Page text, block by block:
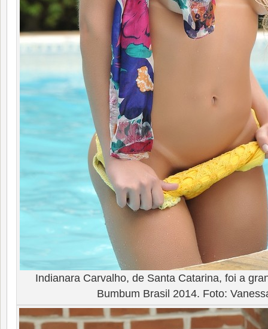
Indianara Carvalho, de Santa Catarina, foi a
Bumbum Brasil 2014. Foto: